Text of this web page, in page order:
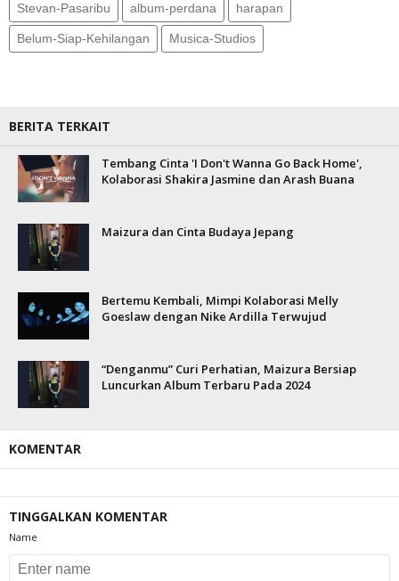
Stevan-Pasaribu album-perdana harapan
Belum-Siap-Kehilangan Musica-Studios
BERITA TERKAIT
Tembang Cinta 'I Don't Wanna Go Back Home',
Kolaborasi Shakira Jasmine dan Arash Buana
Maizura dan Cinta Budaya Jepang
Bertemu Kembali, Mimpi Kolaborasi Melly
Goeslaw dengan Nike Ardilla Terwujud
“Denganmu” Curi Perhatian, Maizura Bersiap
Luncurkan Album Terbaru Pada 2024
KOMENTAR
TINGGALKAN KOMENTAR
Name